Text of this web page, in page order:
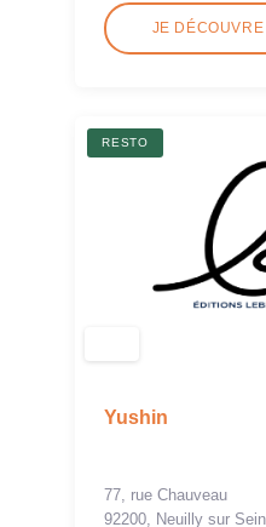
JE
RESTO
Yushin
77, rue Chauveau
92200, Neuilly sur